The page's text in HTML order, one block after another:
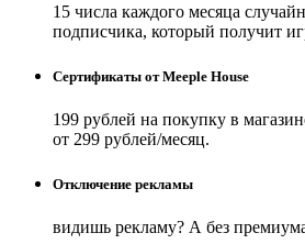
15 числа каждого месяца
подписчика, который получит
Сертификаты от Meeple House
199 рублей на покупку в
от 299 рублей/месяц.
Отключение рекламы
видишь рекламу? А без